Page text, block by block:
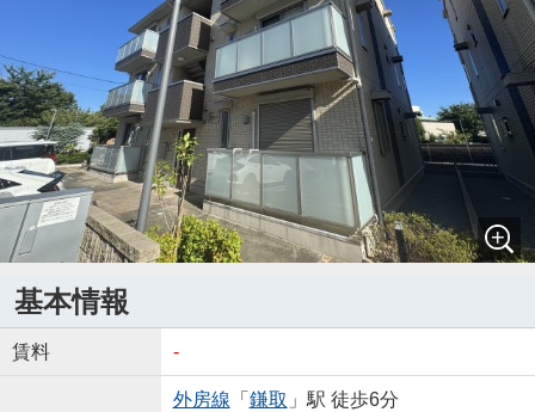
基本情報
賃料 -
外房線 「 鎌取 」駅 徒歩6分